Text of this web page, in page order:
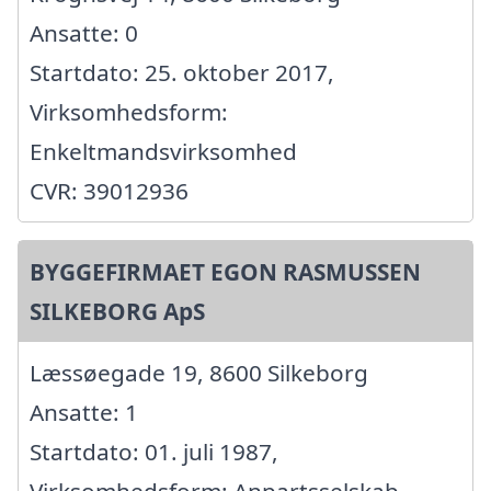
Ansatte: 0
Startdato: 25. oktober 2017,
Virksomhedsform:
Enkeltmandsvirksomhed
CVR: 39012936
BYGGEFIRMAET EGON RASMUSSEN
SILKEBORG ApS
Læssøegade 19, 8600 Silkeborg
Ansatte: 1
Startdato: 01. juli 1987,